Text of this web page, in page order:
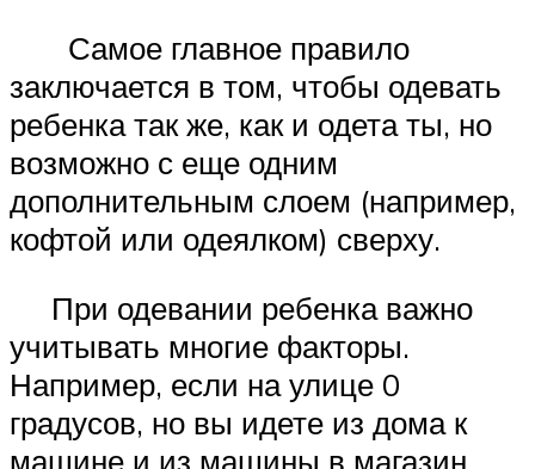
Самое главное правило
заключается в том, чтобы одевать
ребенка так же, как и одета ты, но
возможно с еще одним
дополнительным слоем (например,
кофтой или одеялком) сверху.
При одевании ребенка важно
учитывать многие факторы.
Например, если на улице 0
градусов, но вы идете из дома к
машине и из машины в магазин